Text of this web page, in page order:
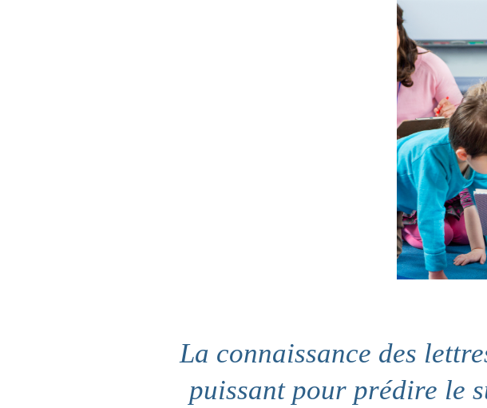
La connaissance des
puissant pour prédire le